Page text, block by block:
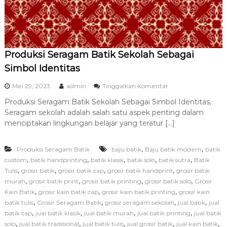
o
h
T
e
r
b
a
T
e
r
c
a
y
Produksi Seragam Batik Sekolah Sebagai
Simbol Identitas
Mei 29, 2023 admin Tinggalkan Komentarp
d
a
P
d
u
k
i
S
e
r
a
Produksi Seragam Batik Sekolah Sebagai Simbol Identitas,
Seragam sekolah adalah salah satu aspek penting dalam
menciptakan lingkungan belajar yang teratur […]
Produksi Seragam Batik baju batik, Baju batik modern, batik
custom, batik handprinting, batik klasik, batik solo, batik sutra, Batik
Tulis, grosir batik, grosir batik cap, grosir batik handprint, grosir batik
murah, grosir batik print, grosir batik printing, grosir batik solo, Grosir
Kain Batik, grosir kain batik cap, grosir kain batik printing, grosir kain
batik tulis, Grosir Seragam Batik, grosir seragam sekolah, jual batik, jual
batik cap, jual batik klasik, jual batik murah, jual batik printing, jual batik
solo, jual batik tradisional, jual batik tulis, jual grosir batik, jual kain batik,